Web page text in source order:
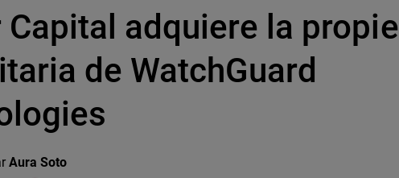
adquiere la
de WatchGuard
Aura Soto